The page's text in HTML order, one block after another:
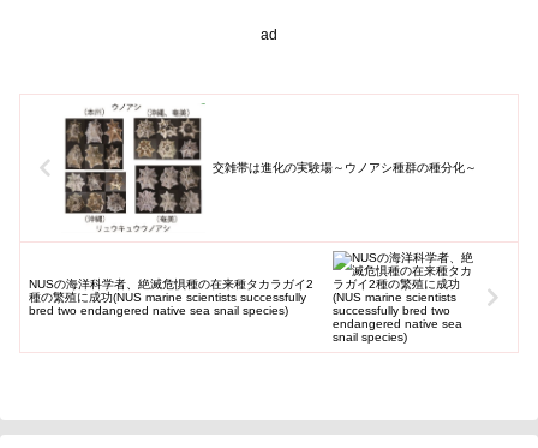
ad
交雑帯は進化の実験場～ウノアシ種群の種分化～
NUSの海洋科学者、絶滅危惧種の在来種タカラガイ2
種の繁殖に成功(NUS marine scientists successfully
bred two endangered native sea snail species)